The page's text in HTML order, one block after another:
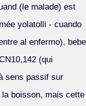
(le malade) est
yolatolli - cuando
al enfermo), bebe
(qui
sens passif sur
boisson, mais cette